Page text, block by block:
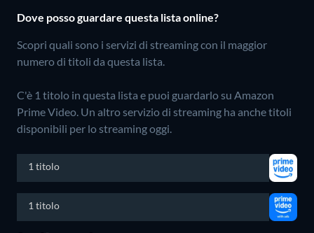
Dove posso guardare questa lista online?
Scopri quali sono i servizi di streaming con il maggior
numero di titoli da questa lista.
C'è 1 titolo in questa lista e puoi guardarlo su Amazon
Prime Video. Un altro servizio di streaming ha anche titoli
disponibili per lo streaming oggi.
1 titolo
1 titolo